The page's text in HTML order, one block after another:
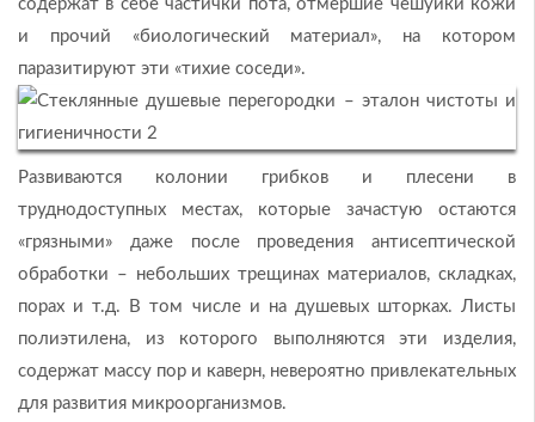
содержат в себе частички пота, отмершие чешуйки кожи
и прочий «биологический материал», на котором
паразитируют эти «тихие соседи».
Развиваются колонии грибков и плесени в
труднодоступных местах, которые зачастую остаются
«грязными» даже после проведения антисептической
обработки – небольших трещинах материалов, складках,
порах и т.д. В том числе и на душевых шторках. Листы
полиэтилена, из которого выполняются эти изделия,
содержат массу пор и каверн, невероятно привлекательных
для развития микроорганизмов.